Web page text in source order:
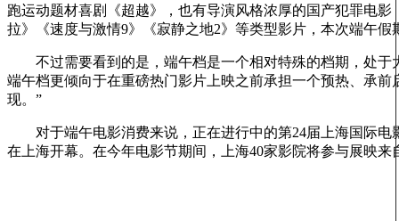
跑运动题材喜剧《超越》，也有导演风格浓厚的国产犯罪电
拉》《速度与激情9》《寂静之地2》等类型影片，本次端午
不过需要看到的是，端午档是一个相对特殊的档期，处于大
端午档更倾向于在重磅热门影片上映之前承担一个预热、承
现。”
对于端午电影消费来说，正在进行中的第24届上海国际电
在上海开幕。在今年电影节期间，上海40家影院将参与展映来